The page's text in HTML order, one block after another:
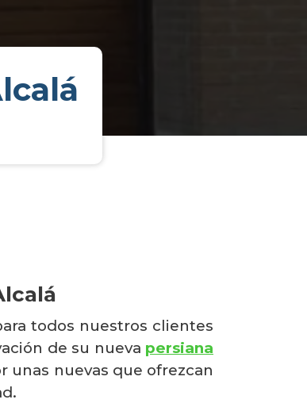
todos nuestros clientes
de su nueva persiana
unas nuevas que ofrezcan